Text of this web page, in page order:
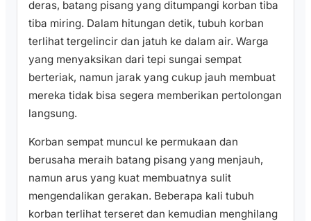
deras, batang pisang yang ditumpangi korban tiba
tiba miring. Dalam hitungan detik, tubuh korban
terlihat tergelincir dan jatuh ke dalam air. Warga
yang menyaksikan dari tepi sungai sempat
berteriak, namun jarak yang cukup jauh membuat
mereka tidak bisa segera memberikan pertolongan
langsung.
Korban sempat muncul ke permukaan dan
berusaha meraih batang pisang yang menjauh,
namun arus yang kuat membuatnya sulit
mengendalikan gerakan. Beberapa kali tubuh
korban terlihat terseret dan kemudian menghilang